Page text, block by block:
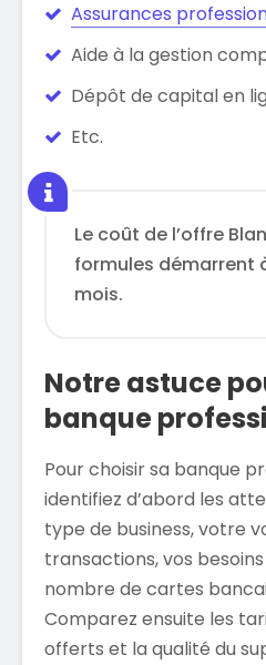
Assurances
Aide à la gestion
Dépôt de capital en
Etc.
Le coût de l’offre
formules démarrent
mois.
Notre astuce
banque
Pour choisir sa banque
identifiez d’abord les
type de business, votre
transactions, vos
nombre de cartes
Comparez ensuite les
offerts et la qualité du